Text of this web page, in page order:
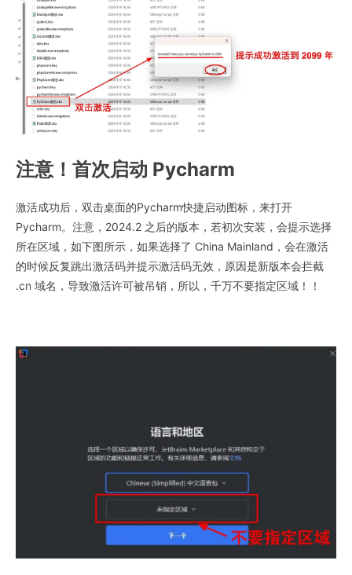
注意！首次启动 Pycharm
激活成功后，双击桌面的Pycharm快捷启动图标，来打开
Pycharm。注意，2024.2 之后的版本，若初次安装，会提示选择
所在区域，如下图所示，如果选择了 China Mainland，会在激活
的时候反复跳出激活码并提示激活码无效，原因是新版本会拦截
.cn 域名，导致激活许可被吊销，所以，千万不要指定区域！！